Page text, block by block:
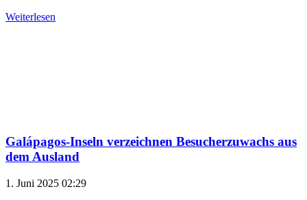
Weiterlesen
Galápagos-Inseln verzeichnen Besucherzuwachs aus
dem Ausland
1. Juni 2025 02:29